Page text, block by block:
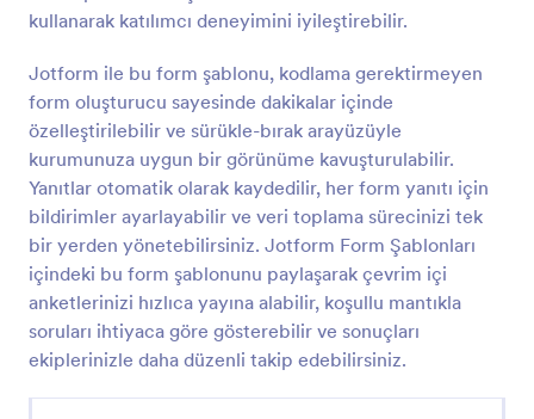
kullanarak katılımcı deneyimini iyileştirebilir.
Jotform ile bu form şablonu, kodlama gerektirmeyen
form oluşturucu sayesinde dakikalar içinde
özelleştirilebilir ve sürükle-bırak arayüzüyle
kurumunuza uygun bir görünüme kavuşturulabilir.
Yanıtlar otomatik olarak kaydedilir, her form yanıtı için
bildirimler ayarlayabilir ve veri toplama sürecinizi tek
bir yerden yönetebilirsiniz. Jotform Form Şablonları
içindeki bu form şablonunu paylaşarak çevrim içi
anketlerinizi hızlıca yayına alabilir, koşullu mantıkla
soruları ihtiyaca göre gösterebilir ve sonuçları
ekiplerinizle daha düzenli takip edebilirsiniz.
iletişime geçebilir ve doğrudan bir bağlantı üzerinden
geri bildirim isteyebilirsiniz, yanıtlarını Google Drive
hesabınıza indirin veya doğrudan CRM'nize veya
tercih ettiğiniz depolama sistemine gönderin. Ve
nasıl kullanırsanız kullanın, ücretsiz, onilne Sürekli
Eğitim Değerlendirme Formunuzu başlatmak için
yapmanız gereken tek şey bir form teması seçmek,
soruları özelleştirmek ve geri bildirim almaya
başlamaktır!
Dil Kursu Değerlendirme Formu
Dil kursu değerlendirme formu, öğretmenlerinin
sundukları dil kurslarıyla ilgili veya öğrencilerinin bir
dizi değerlendirmeden geçmesini gerektiren okullar
için tasarlanmıştır. Bu dil değerlendirme formu,
öğrencileri veya öğretmenleri formda yer alan
konuşma, yazma, dinleme ve okuma becerileri gibi
Go to Category:
Eğitim Formları